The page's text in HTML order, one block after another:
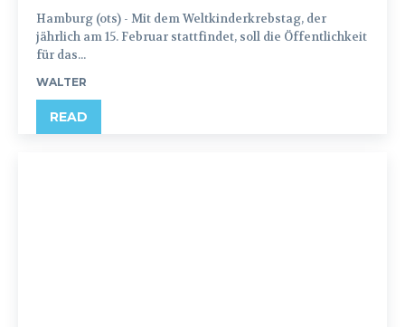
Hamburg (ots) - Mit dem Weltkinderkrebstag, der
jährlich am 15. Februar stattfindet, soll die Öffentlichkeit
für das...
WALTER
READ